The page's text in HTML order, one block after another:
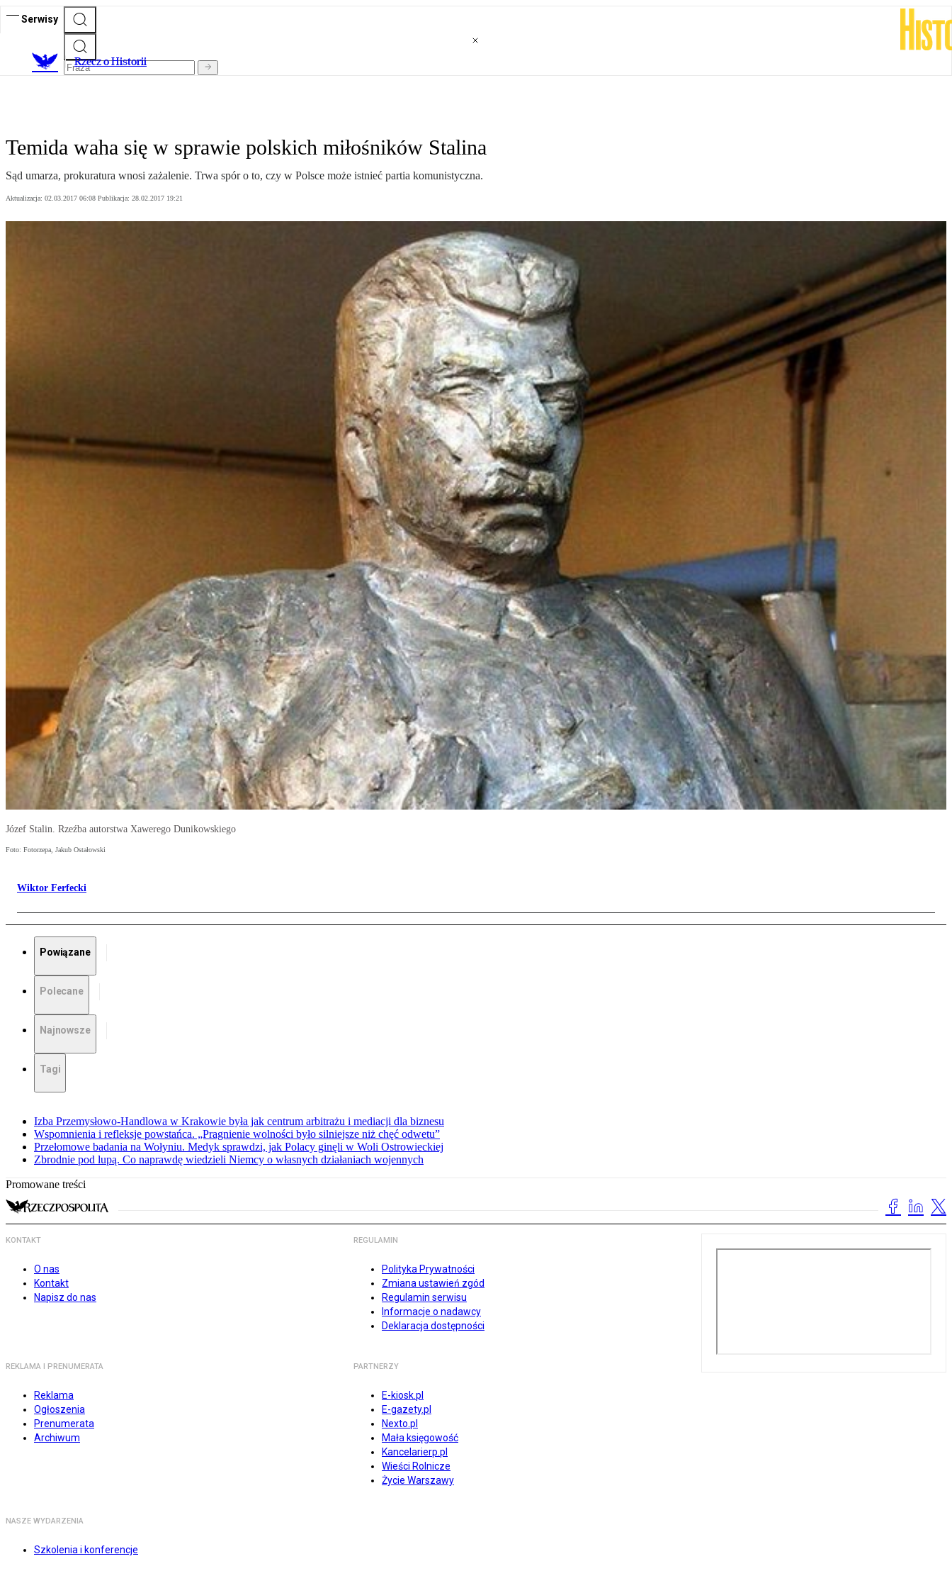
Serwisy
Rzecz o Historii
Temida waha się w sprawie polskich miłośników Stalina
Sąd umarza, prokuratura wnosi zażalenie. Trwa spór o to, czy w Polsce może istnieć partia komunistyczna.
Aktualizacja: 02.03.2017 06:08 Publikacja: 28.02.2017 19:21
Józef Stalin. Rzeźba autorstwa Xawerego Dunikowskiego
Foto: Fotorzepa, Jakub Ostałowski
Wiktor Ferfecki
Powiązane
Polecane
Najnowsze
Tagi
Izba Przemysłowo-Handlowa w Krakowie była jak centrum arbitrażu i mediacji dla biznesu
Wspomnienia i refleksje powstańca. „Pragnienie wolności było silniejsze niż chęć odwetu”
Przełomowe badania na Wołyniu. Medyk sprawdzi, jak Polacy ginęli w Woli Ostrowieckiej
Zbrodnie pod lupą. Co naprawdę wiedzieli Niemcy o własnych działaniach wojennych
Promowane treści
KONTAKT
O nas
Kontakt
Napisz do nas
REGULAMIN
Polityka Prywatności
Zmiana ustawień zgód
Regulamin serwisu
Informacje o nadawcy
Deklaracja dostępności
REKLAMA I PRENUMERATA
Reklama
Ogłoszenia
Prenumerata
Archiwum
PARTNERZY
E-kiosk.pl
E-gazety.pl
Nexto.pl
Mała księgowość
Kancelarierp.pl
Wieści Rolnicze
Życie Warszawy
NASZE WYDARZENIA
Szkolenia i konferencje